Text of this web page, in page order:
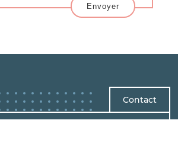
Envoyer
Contact